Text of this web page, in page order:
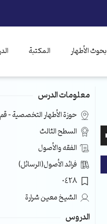
بحوث الأطهار المكتبة
استخدم
الأسهم
معلومات الدرس
حوزة الأطهار التخصصية –
السطح الثالث
الفقه والأصول
فرائد الأصول(الرسائل)
0428
الشيخ معين شرارة
الدروس